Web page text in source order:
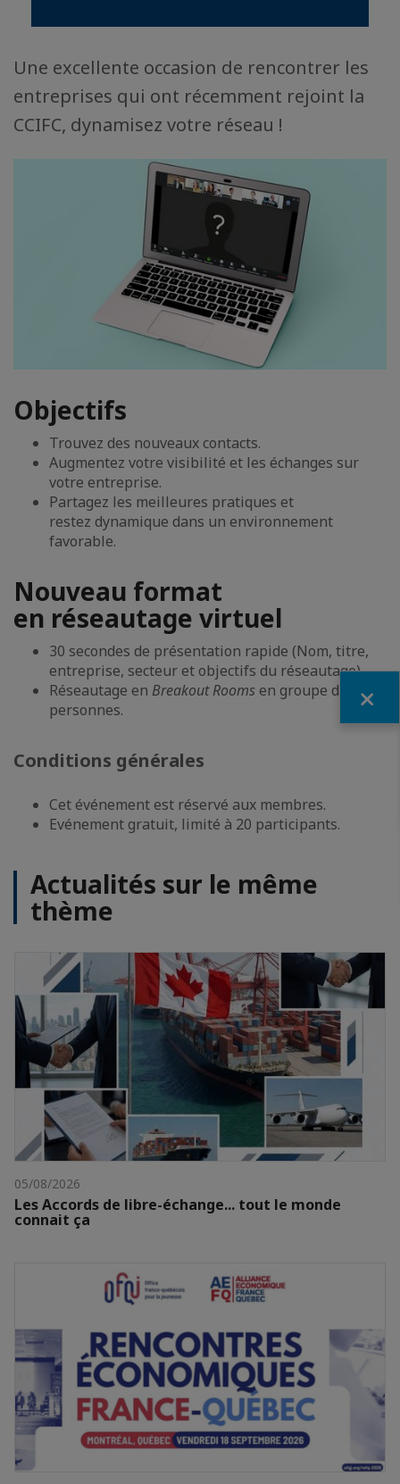
Une excellente occasion de rencontrer les
entreprises qui ont récemment rejoint la
CCIFC, dynamisez votre réseau !
Objectifs
Trouvez des nouveaux contacts.
Augmentez votre visibilité et les échanges sur
votre entreprise.
Partagez les meilleures pratiques et
restez dynamique dans un environnement
favorable.
Nouveau format
en réseautage virtuel
30 secondes de présentation rapide (Nom, titre,
entreprise, secteur et objectifs du réseautage)
Réseautage en Breakout Rooms en groupe de 5
personnes.
Conditions générales
Cet événement est réservé aux membres.
Evénement gratuit, limité à 20 participants.
Actualités sur le même
thème
05/08/2026
Les Accords de libre-échange... tout le monde
connait ça